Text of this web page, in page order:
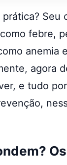
febre,
anemia
agora
e tudo